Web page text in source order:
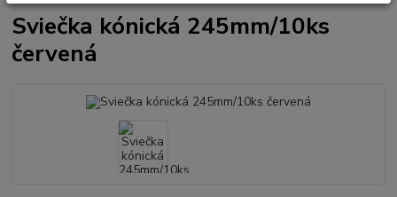
Sviečka kónická 245mm/10ks
červená